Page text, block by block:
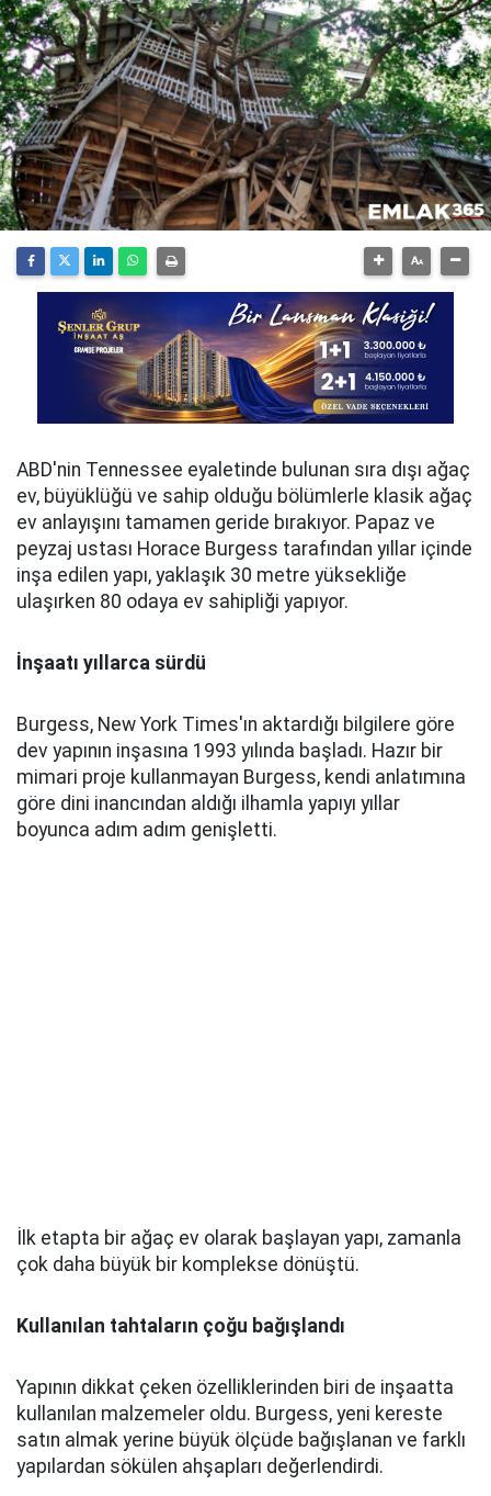
ABD'nin Tennessee eyaletinde bulunan sıra dışı ağaç
ev, büyüklüğü ve sahip olduğu bölümlerle klasik ağaç
ev anlayışını tamamen geride bırakıyor. Papaz ve
peyzaj ustası Horace Burgess tarafından yıllar içinde
inşa edilen yapı, yaklaşık 30 metre yüksekliğe
ulaşırken 80 odaya ev sahipliği yapıyor.
İnşaatı yıllarca sürdü
Burgess, New York Times'ın aktardığı bilgilere göre
dev yapının inşasına 1993 yılında başladı. Hazır bir
mimari proje kullanmayan Burgess, kendi anlatımına
göre dini inancından aldığı ilhamla yapıyı yıllar
boyunca adım adım genişletti.
İlk etapta bir ağaç ev olarak başlayan yapı, zamanla
çok daha büyük bir komplekse dönüştü.
Kullanılan tahtaların çoğu bağışlandı
Yapının dikkat çeken özelliklerinden biri de inşaatta
kullanılan malzemeler oldu. Burgess, yeni kereste
satın almak yerine büyük ölçüde bağışlanan ve farklı
yapılardan sökülen ahşapları değerlendirdi.